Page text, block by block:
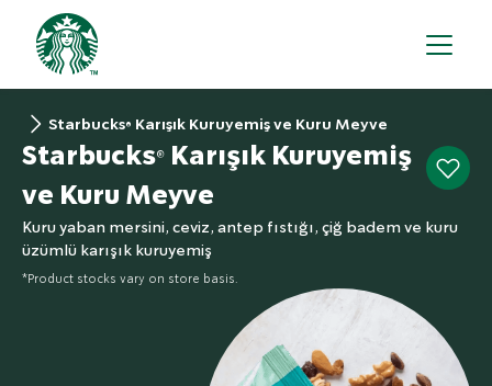
Starbucks® Karışık Kuruyemiş ve Kuru Meyve
Starbucks® Karışık Kuruyemiş
ve Kuru Meyve
Kuru yaban mersini, ceviz, antep fıstığı, çiğ badem ve kuru
üzümlü karışık kuruyemiş
*Product stocks vary on store basis.